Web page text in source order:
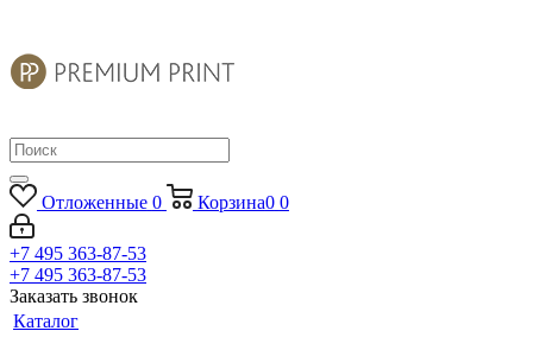
Отложенные 0 Корзина0 0
+7 495 363-87-53
+7 495 363-87-53
Заказать звонок
Каталог